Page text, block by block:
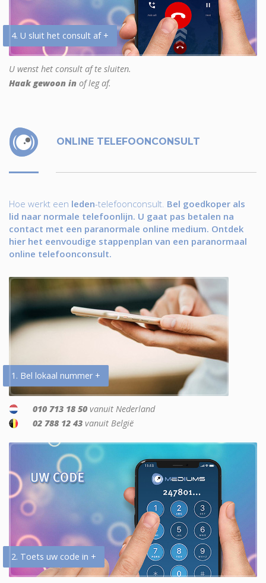
4. U sluit het consult af +
U wenst het consult af te sluiten.
Haak gewoon in of leg af.
ONLINE TELEFOONCONSULT
Hoe werkt een leden-telefoonconsult. Bel goedkoper als
lid naar normale telefoonlijn. U gaat pas betalen na
contact met een paranormale online medium. Ontdek
hier het eenvoudige stappenplan van een paranormaal
online telefoonconsult.
1. Bel lokaal nummer +
010 713 18 50 vanuit Nederland
02 788 12 43 vanuit België
2. Toets uw code in +